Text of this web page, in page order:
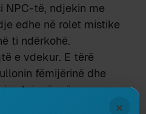
NPC-të, ndjekin me
edhe në rolet mistike
ti ndërkohë.
e vdekur. E tërë
fëmijërinë dhe
nuk janë më.
×